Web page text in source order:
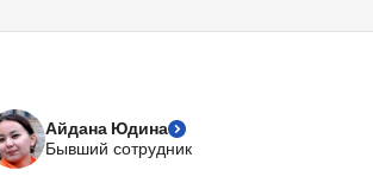
Айдана Юдина
Бывший сотрудник